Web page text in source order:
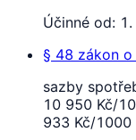
Účinné od:
§ 48 zákon
sazby
10 950 Kč/
933 Kč/1000